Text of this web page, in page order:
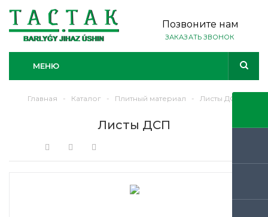
Позвоните нам
ЗАКАЗАТЬ ЗВОНОК
МЕНЮ
Главная - Каталог - Плитный материал - Листы ДСП
Листы ДСП